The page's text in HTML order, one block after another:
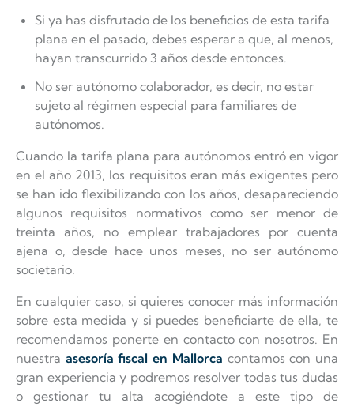
Si ya has disfrutado de los beneficios de esta tarifa
plana en el pasado, debes esperar a que, al menos,
hayan transcurrido 3 años desde entonces.
No ser autónomo colaborador, es decir, no estar
sujeto al régimen especial para familiares de
autónomos.
Cuando la tarifa plana para autónomos entró en vigor
en el año 2013, los requisitos eran más exigentes pero
se han ido flexibilizando con los años, desapareciendo
algunos requisitos normativos como ser menor de
treinta años, no emplear trabajadores por cuenta
ajena o, desde hace unos meses, no ser autónomo
societario.
En cualquier caso, si quieres conocer más información
sobre esta medida y si puedes beneficiarte de ella, te
recomendamos ponerte en contacto con nosotros. En
nuestra asesoría fiscal en Mallorca contamos con una
gran experiencia y podremos resolver todas tus dudas
o gestionar tu alta acogiéndote a este tipo de